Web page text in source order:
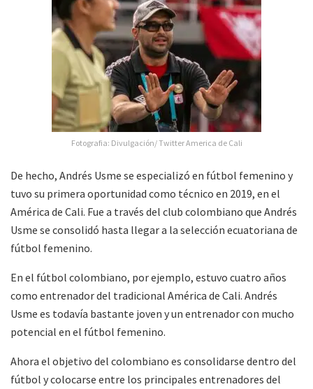
Fotografia: Divulgación/ Twitter America de Cali
De hecho, Andrés Usme se especializó en fútbol femenino y
tuvo su primera oportunidad como técnico en 2019, en el
América de Cali. Fue a través del club colombiano que Andrés
Usme se consolidó hasta llegar a la selección ecuatoriana de
fútbol femenino.
En el fútbol colombiano, por ejemplo, estuvo cuatro años
como entrenador del tradicional América de Cali. Andrés
Usme es todavía bastante joven y un entrenador con mucho
potencial en el fútbol femenino.
Ahora el objetivo del colombiano es consolidarse dentro del
fútbol y colocarse entre los principales entrenadores del